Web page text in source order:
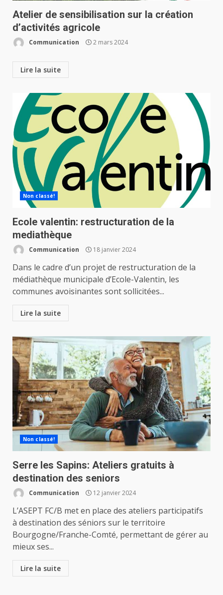
Atelier de sensibilisation sur la création
d’activités agricole
Communication 2 mars 2024
Lire la suite
Non classé!
Ecole valentin: restructuration de la
mediathèque
Communication 18 janvier 2024
Dans le cadre d’un projet de restructuration de la
médiathèque municipale d’Ecole-Valentin, les
communes avoisinantes sont sollicitées...
Lire la suite
Non classé!
Serre les Sapins: Ateliers gratuits à
destination des seniors
Communication 12 janvier 2024
L’ASEPT FC/B met en place des ateliers participatifs
à destination des séniors sur le territoire
Bourgogne/Franche-Comté, permettant de gérer au
mieux ses...
Lire la suite